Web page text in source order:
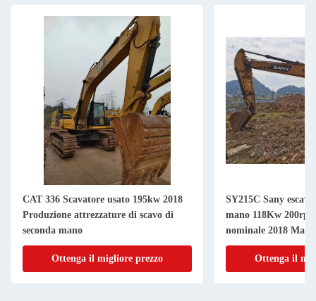
CAT 336 Scavatore usato 195kw 2018
Produzione attrezzature di scavo di
seconda mano
Ottenga il migliore prezzo
SY215C Sany
mano 118Kw
nominale 2018
Ottenga il